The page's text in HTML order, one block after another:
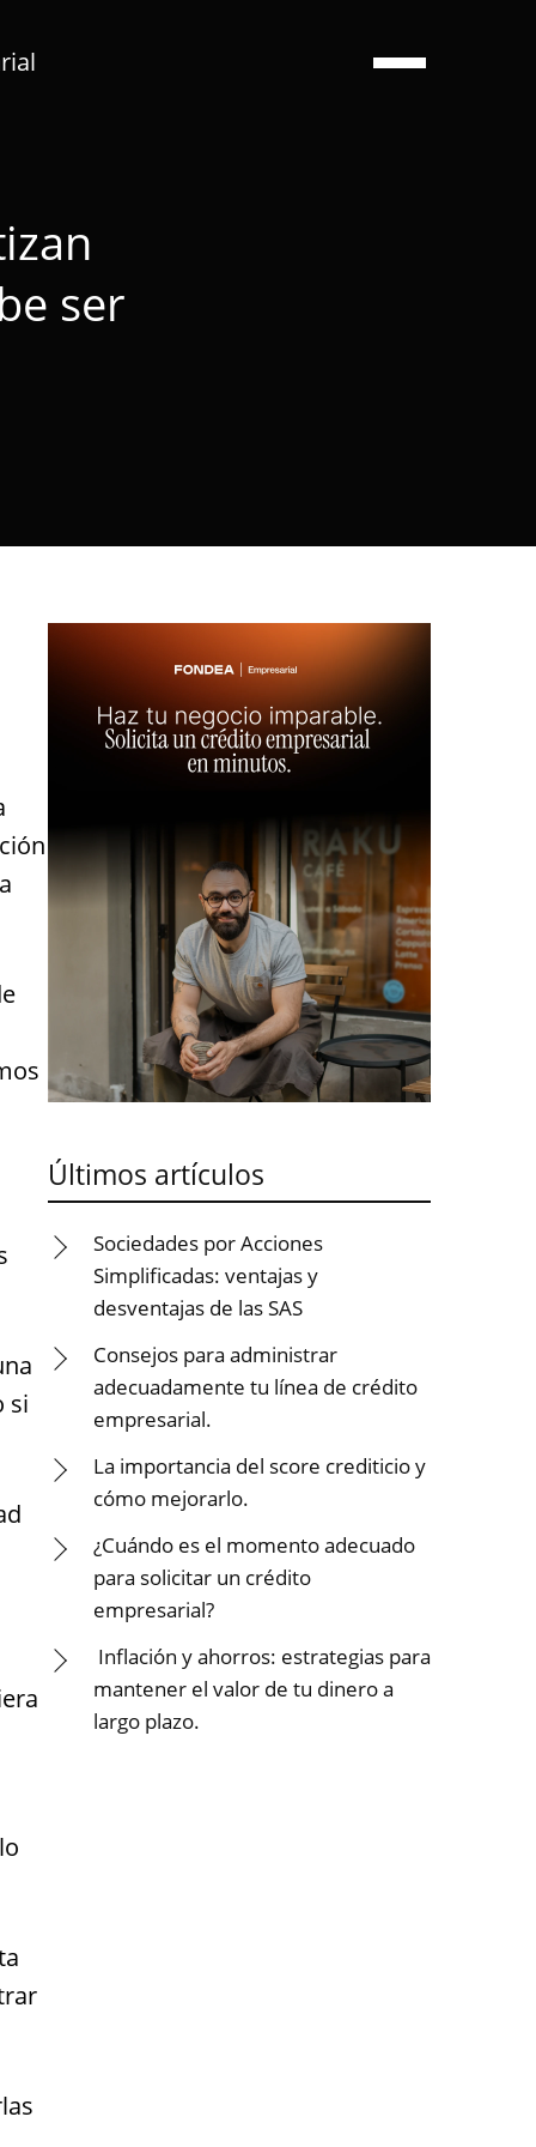
ser
si
Últimos artículos
Sociedades por Acciones
Simplificadas: ventajas y
desventajas de las SAS
Consejos para administrar
adecuadamente tu línea de crédito
empresarial.
La importancia del score crediticio y
cómo mejorarlo.
¿Cuándo es el momento adecuado
para solicitar un crédito
empresarial?
Inflación y ahorros: estrategias para
mantener el valor de tu dinero a
largo plazo.